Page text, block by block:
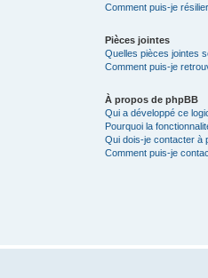
Comment puis-je
Pièces jointes
Quelles pièces jointes
Comment puis-je
À propos de phpBB
Qui a développé ce
Pourquoi la
Qui dois-je contacter à
Comment puis-je